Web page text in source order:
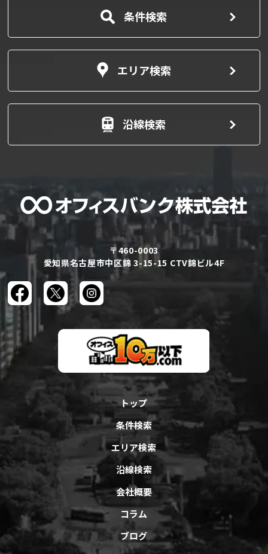
条件検索
エリア検索
沿線検索
〒460-0003
愛知県名古屋市中区錦 3-15-15 CTV錦ビル4F
トップ
条件検索
エリア検索
沿線検索
会社概要
コラム
ブログ